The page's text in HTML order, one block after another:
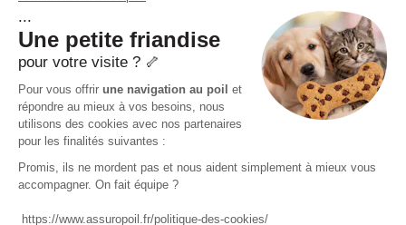
Conditions générales
Politique de confidentialité
Politique des Cookies
Accessibilité :
Partiellement conforme
51-55 rue Hoche
94767
Ivry-sur-Seine
Pas encore client ?
Mail :
adhesion@assuropoil.com
Tel :
01 77 94 89 02